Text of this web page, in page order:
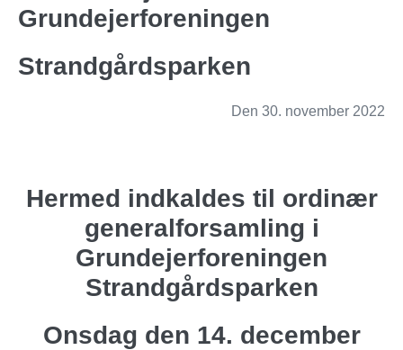
Grundejerforeningen
Strandgårdsparken
Den 30. november 2022
Hermed indkaldes til ordinær
generalforsamling i
Grundejerforeningen
Strandgårdsparken
Onsdag den 14. december